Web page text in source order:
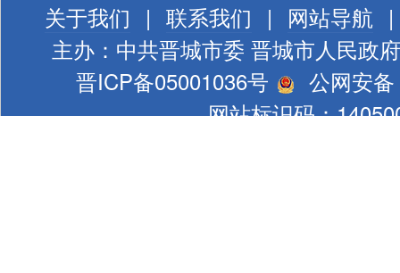
关于我们 | 联系我们 | 网站导航 |
主办：中共晋城市委 晋城市人民政府
晋ICP备05001036号
公网安
网站标识码：